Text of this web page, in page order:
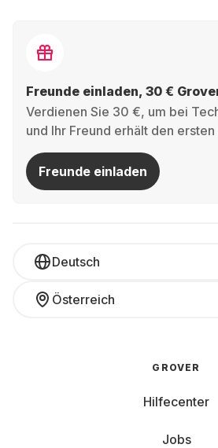
Freunde einladen, 30 €
Verdienen Sie 30 €, um bei
und Ihr Freund erhält den
Freunde einladen
Deutsch
Österreich
GROVER
Hilfecenter
Jobs